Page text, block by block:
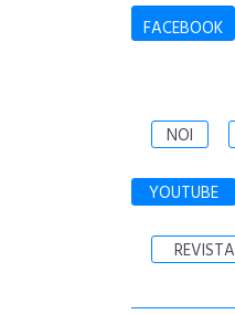
FACEBOOK
NOI
YOUTUBE
REVISTA